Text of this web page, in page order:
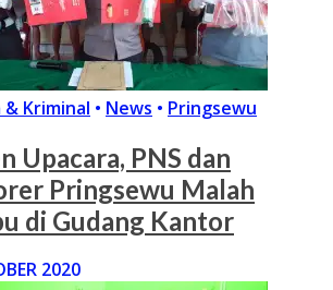
& Kriminal • News • Pringsewu
Upacara, PNS dan
Pringsewu Malah
di Gudang Kantor
2020